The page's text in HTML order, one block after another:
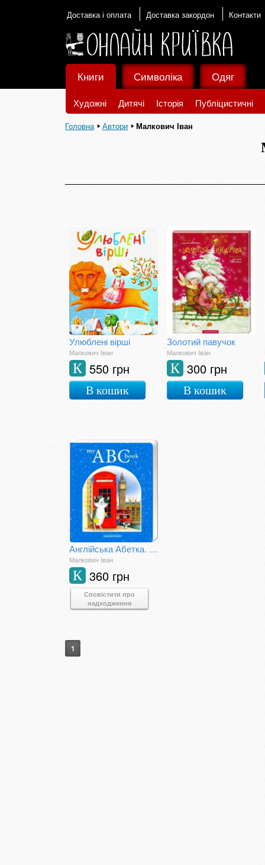
Доставка і оплата Доставка закордон Контакти
Книги
Художні Дитячі Історія Публіцистичні
Символіка Одяг
Головна Автори Малкович Іван
Улюблені вірші
Малкович Іван
550 грн
К
В кошик
Золотий павучок
Малкович Іван
300 грн
К
В кошик
Англійська Абетка. My ABC book
Малкович Іван
360 грн
К
Сповістити про
надходження
1